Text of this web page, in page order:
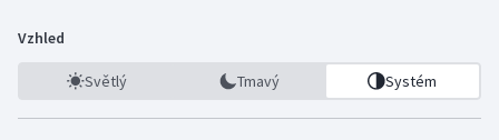
Vzhled
Světlý Tmavý Systém